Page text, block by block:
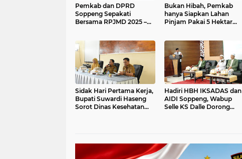
Pemkab dan DPRD
Soppeng Sepakati
Bersama RPJMD 2025 –
Bukan Hibah, Pemkab
hanya Siapkan Lahan
Pinjam Pakai 5 Hektar
Sidak Hari Pertama Kerja,
Bupati Suwardi Haseng
Sorot Dinas Kesehatan
Hadiri HBH IKSADAS dan
AIDI Soppeng, Wabup
Selle KS Dalle Dorong